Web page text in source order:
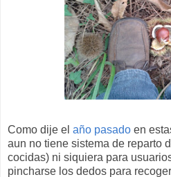
Como dije el año pasado en
aun no tiene sistema de reparto
cocidas) ni siquiera para
pincharse los dedos para